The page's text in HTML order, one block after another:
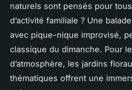
naturels sont pensés pour
d’activité familiale ? Une
avec pique-nique improvisé,
classique du dimanche. Pour
d’atmosphère, les jardins
thématiques offrent une